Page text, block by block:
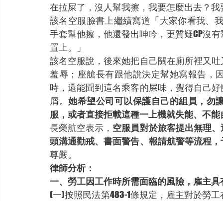
在拉屎了，沒人幫我擦，我要怎麼出去？
該名空服臉書上繼續寫道「大家你看我、
手套幫他擦，他還發出呻吟，更質疑CP沒
置上。」
該名空服說，後來她把自己關在廁所裡又
羞辱；座艙長有跟他說決定幫她寫報告，
時，還能聞到這名乘客的屎味，覺得自己
屑。她希望公司可以保護自己的組員，勿
服，或者直接拒載這種一上機就失能、不
長榮航空表示， 空服員對於旅客提出無理
頭溝通勸戒、書面警告、報請航警等流程
尊嚴。
律師分析：
一、勞工因工作時所需面臨的風險，雇主
(一)按照民法第483-1條規定，雇主對於勞